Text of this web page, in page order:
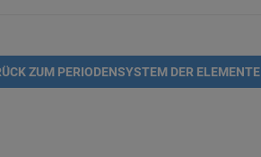
ZUM PERIODENSYSTEM DER ELEMENTE